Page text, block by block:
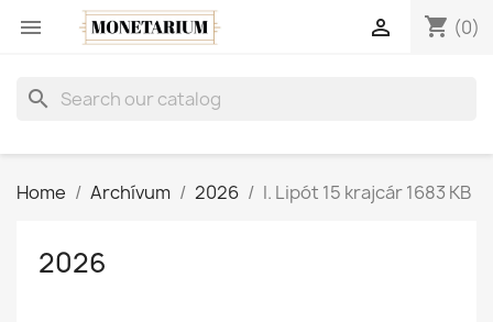
 shopping_cart (0)

search
Home Archívum 2026 I. Lipót 15 krajcár 1683 KB
2026